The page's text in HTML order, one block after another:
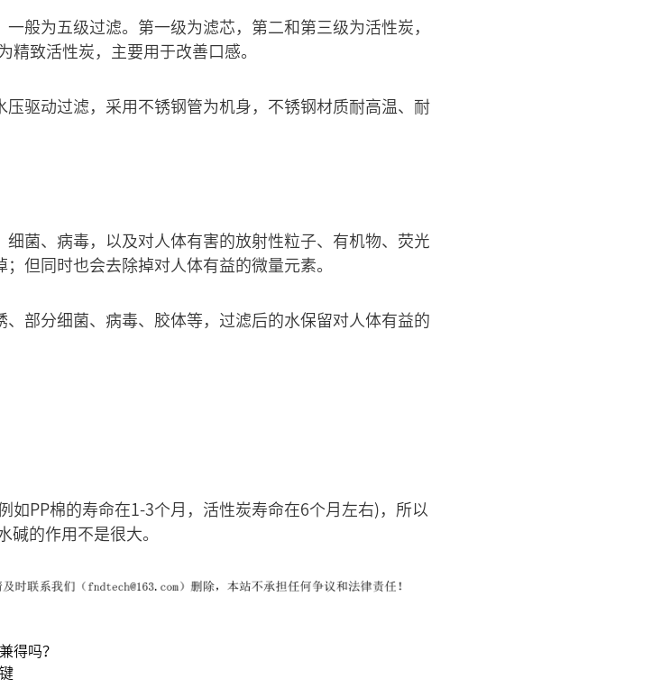
般为五级过滤。第一级为滤芯，第二和第三级为活性炭，
致活性炭，主要用于改善口感。
驱动过滤，采用不锈钢管为机身，不锈钢材质耐高温、耐
菌、病毒，以及对人体有害的放射性粒子、有机物、荧光
但同时也会去除掉对人体有益的微量元素。
部分细菌、病毒、胶体等，过滤后的水保留对人体有益的
如PP棉的寿命在1-3个月，活性炭寿命在6个月左右)，所以
的作用不是很大。
得吗？